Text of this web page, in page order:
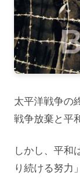
太平洋戦争の
戦争放棄と平
しかし、平和
り続ける努力